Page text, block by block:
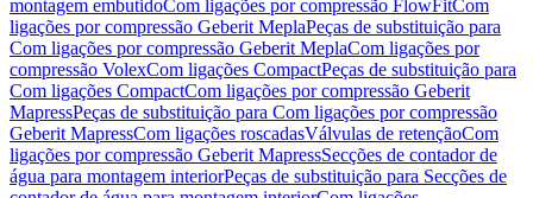
montagem embutidoCom ligações por compressão FlowFitCom
ligações por compressão Geberit MeplaPeças de substituição para
Com ligações por compressão Geberit MeplaCom ligações por
compressão VolexCom ligações CompactPeças de substituição para
Com ligações CompactCom ligações por compressão Geberit
MapressPeças de substituição para Com ligações por compressão
Geberit MapressCom ligações roscadasVálvulas de retençãoCom
ligações por compressão Geberit MapressSecções de contador de
água para montagem interiorPeças de substituição para Secções de